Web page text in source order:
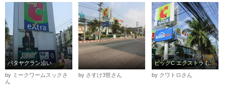
パタヤクラン沿い
by ミークワームスックさ
ん
by さすけ3世さん
ビッグC エクストラ (パタヤカ－ン店)
by クワトロさん